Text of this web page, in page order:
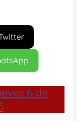
6 de